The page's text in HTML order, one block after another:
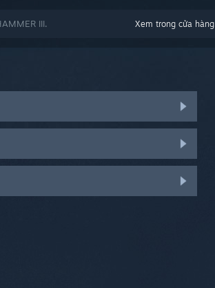
Xem trong cửa hàng
III.